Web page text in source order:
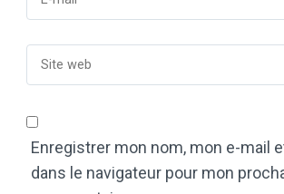
Enregistrer mon nom, mon e-mail
dans le navigateur pour mon